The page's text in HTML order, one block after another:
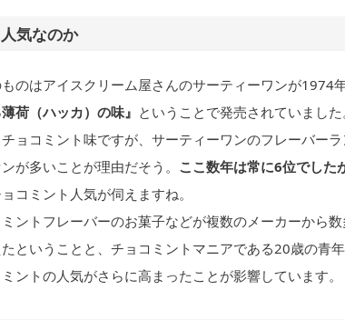
気なのか
のはアイスクリーム屋さんのサーティーワンが1974
荷（ハッカ）の味』 ということで発売されていました
ョコミント味ですが、サーティーワンのフレーバー
が多いことが理由だそう。 ここ数年は常に6位でした
コミント人気が伺えますね。
ントフレーバーのお菓子などが複数のメーカーから
ということと、チョコミントマニアである20歳の青
ントの人気がさらに高まったことが影響しています。